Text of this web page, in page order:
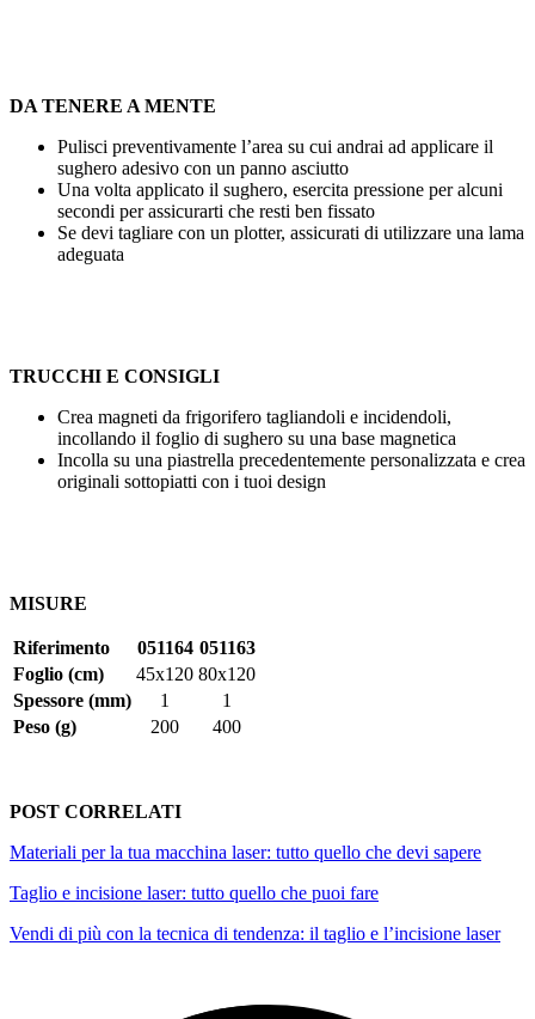
DA TENERE A MENTE
Pulisci preventivamente l’area su cui andrai ad applicare il
sughero adesivo con un panno asciutto
Una volta applicato il sughero, esercita pressione per alcuni
secondi per assicurarti che resti ben fissato
Se devi tagliare con un plotter, assicurati di utilizzare una lama
adeguata
TRUCCHI E CONSIGLI
Crea magneti da frigorifero tagliandoli e incidendoli,
incollando il foglio di sughero su una base magnetica
Incolla su una piastrella precedentemente personalizzata e crea
originali sottopiatti con i tuoi design
MISURE
Riferimento 051164 051163
Foglio (cm)
45x120 80x120
Spessore (mm)
1
1
Peso (g)
200 400
POST CORRELATI
Materiali per la tua macchina laser: tutto quello che devi sapere
Taglio e incisione laser: tutto quello che puoi fare
Vendi di più con la tecnica di tendenza: il taglio e l’incisione laser